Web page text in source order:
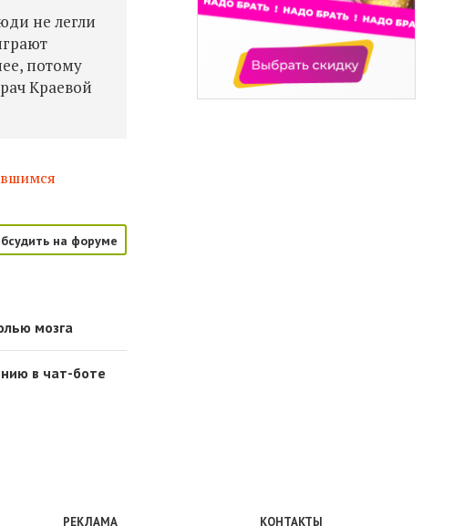
не легли
потому
Краевой
на форуме
мозга
в чат-боте
РЕКЛАМА КОНТАКТЫ